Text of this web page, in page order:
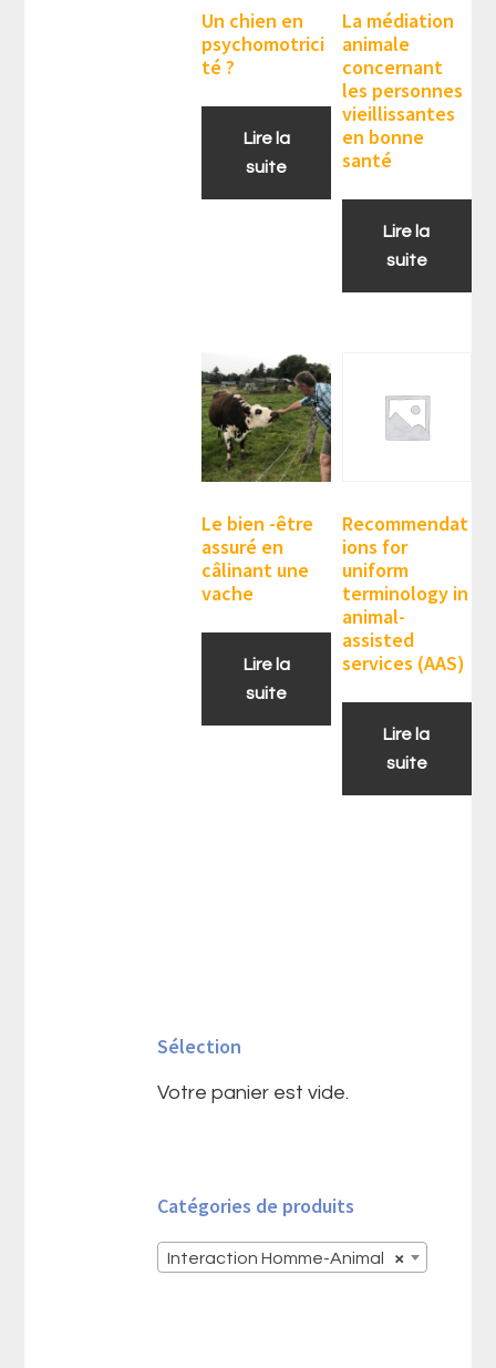
Un chien en
psychomotrici
té ?
Lire la
suite
La médiation
animale
concernant
les personnes
vieillissantes
en bonne
santé
Lire la
suite
Le bien -être
assuré en
câlinant une
vache
Lire la
suite
Recommendat
ions for
uniform
terminology in
animal-
assisted
services (AAS)
Lire la
suite
principale
Sélection
Votre panier est vide.
Catégories de produits
×
Interaction Homme-Animal